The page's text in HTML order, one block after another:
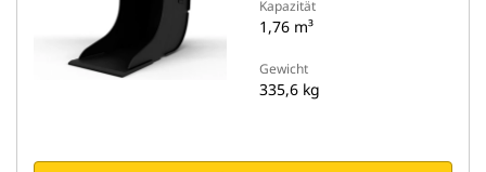
Kapazität
1,76 m³
Gewicht
335,6 kg